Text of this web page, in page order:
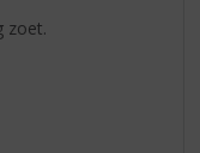
zoet.